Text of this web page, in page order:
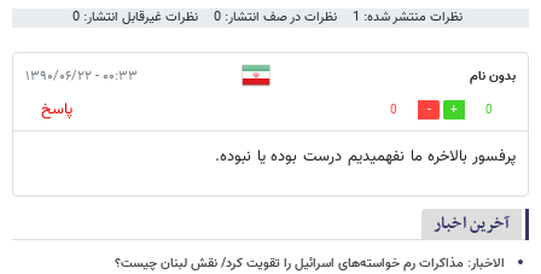
نظرات منتشر شده: 1 نظرات در صف انتشار: 0 نظرات غیرقابل انتشار: 0
بدون نام ۰۰:۳۳ - ۱۳۹۰/۰۶/۲۲
0
0
پاسخ
پرفسور بالاخره ما نفهمیدیم درست بوده یا نبوده.
آخرین اخبار
الاخبار: مذاکرات رم خواسته‌های اسرائیل را تقویت کرد/ نقش لبنان چیست؟